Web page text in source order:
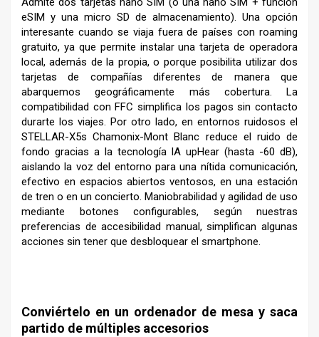
eSIM y una micro SD de almacenamiento). Una opción
interesante cuando se viaja fuera de países con roaming
gratuito, ya que permite instalar una tarjeta de operadora
local, además de la propia, o porque posibilita utilizar dos
tarjetas de compañías diferentes de manera que
abarquemos geográficamente más cobertura. La
compatibilidad con FFC simplifica los pagos sin contacto
durarte los viajes. Por otro lado, en entornos ruidosos el
STELLAR-X5s Chamonix-Mont Blanc reduce el ruido de
fondo gracias a la tecnología IA upHear (hasta -60 dB),
aislando la voz del entorno para una nítida comunicación,
efectivo en espacios abiertos ventosos, en una estación
de tren o en un concierto. Maniobrabilidad y agilidad de uso
mediante botones configurables, según nuestras
preferencias de accesibilidad manual, simplifican algunas
acciones sin tener que desbloquear el smartphone.
Conviértelo en un ordenador de mesa y saca
partido de múltiples accesorios